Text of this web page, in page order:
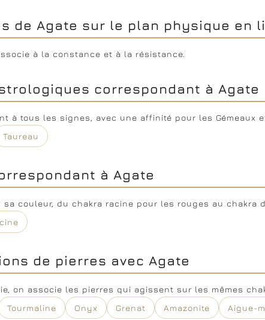
de Agate sur le plan physique en
à la constance et à la résistance.
correspondant à Agate
à tous les signes, avec une affinité pour les Gémeaux
Taureau
à Agate
sa couleur, du chakra racine pour les rouges au chakra
de pierres avec Agate
on associe les pierres qui agissent sur les mêmes
Tourmaline Onyx Grenat Amazonite Aigue-